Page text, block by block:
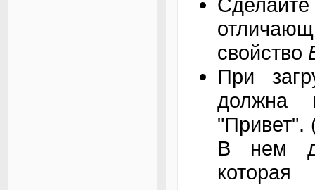
свойство
При
должна
В нем